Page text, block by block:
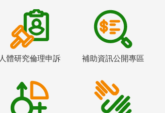
人體研究倫理申訴 補助資訊公開專區